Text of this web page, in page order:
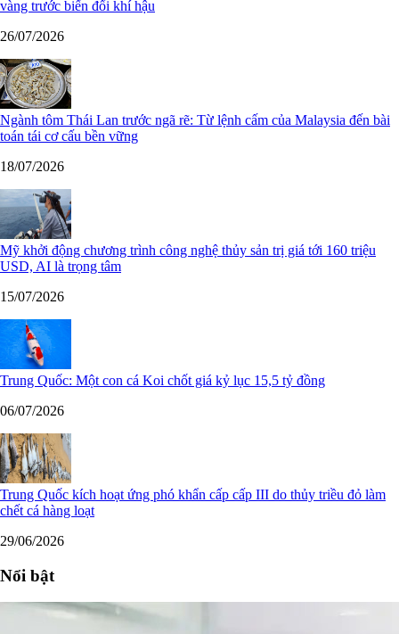
vàng trước biến đổi khí hậu
26/07/2026
Ngành tôm Thái Lan trước ngã rẽ: Từ lệnh cấm của Malaysia đến bài
toán tái cơ cấu bền vững
18/07/2026
Mỹ khởi động chương trình công nghệ thủy sản trị giá tới 160 triệu
USD, AI là trọng tâm
15/07/2026
Trung Quốc: Một con cá Koi chốt giá kỷ lục 15,5 tỷ đồng
06/07/2026
Trung Quốc kích hoạt ứng phó khẩn cấp cấp III do thủy triều đỏ làm
chết cá hàng loạt
29/06/2026
Nổi bật